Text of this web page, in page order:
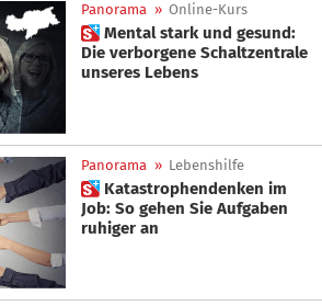
Panorama » Online-Kurs
 Mental stark und gesund:
Die verborgene Schaltzentrale
unseres Lebens
Panorama » Lebenshilfe
 Katastrophendenken im
Job: So gehen Sie Aufgaben
ruhiger an